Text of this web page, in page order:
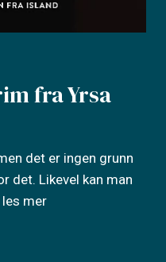
fra Yrsa
det er ingen grunn
det. Likevel kan man
les mer